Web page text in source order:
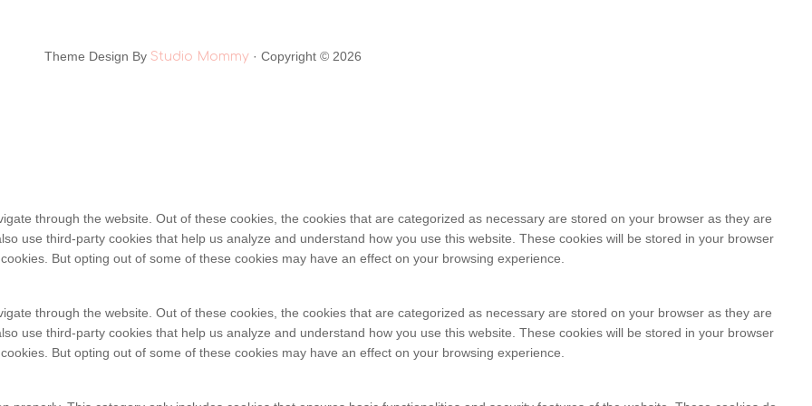
Theme Design By Studio Mommy · Copyright © 2026
through the website. Out of these cookies, the cookies that are categorized as necessary are stored on your browser as they are
use third-party cookies that help us analyze and understand how you use this website. These cookies will be stored in your browser
But opting out of some of these cookies may have an effect on your browsing experience.
through the website. Out of these cookies, the cookies that are categorized as necessary are stored on your browser as they are
use third-party cookies that help us analyze and understand how you use this website. These cookies will be stored in your browser
But opting out of some of these cookies may have an effect on your browsing experience.